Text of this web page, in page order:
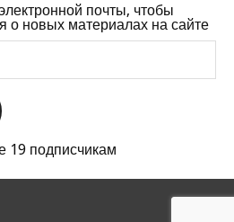
почты, чтобы
о новых материалах на сайте
19 подписчикам